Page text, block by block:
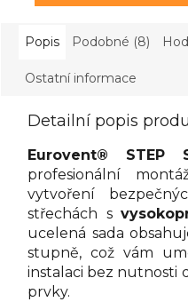
Popis Podobné (8)
Ostatní informace
Detailní popis
Eurovent® STEP
profesionální
vytvoření
střechách s
ucelená sada
stupně, což vám
instalaci bez nutnosti
prvky.